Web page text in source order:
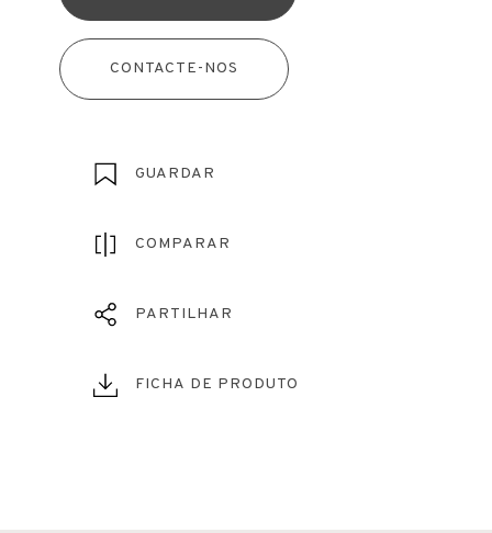
CONTACTE-NOS
GUARDAR
COMPARAR
PARTILHAR
FICHA DE PRODUTO